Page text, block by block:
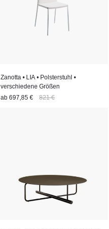
Zanotta • LIA • Polsterstuhl •
verschiedene Größen
ab 697,85 € 821 €